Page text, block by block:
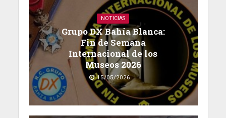
NOTICIAS
Grupo DX Bahía Blanca:
Fin de Semana
Internacional de los
Museos 2026
15/05/2026